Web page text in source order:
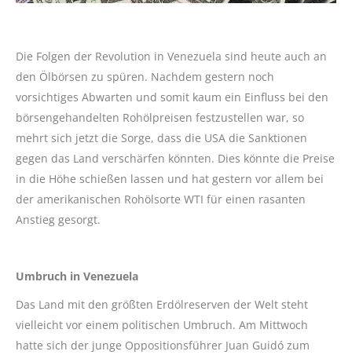
Die Folgen der Revolution in Venezuela sind heute auch an
den Ölbörsen zu spüren. Nachdem gestern noch
vorsichtiges Abwarten und somit kaum ein Einfluss bei den
börsengehandelten Rohölpreisen festzustellen war, so
mehrt sich jetzt die Sorge, dass die USA die Sanktionen
gegen das Land verschärfen könnten. Dies könnte die Preise
in die Höhe schießen lassen und hat gestern vor allem bei
der amerikanischen Rohölsorte WTI für einen rasanten
Anstieg gesorgt.
Umbruch in Venezuela
Das Land mit den größten Erdölreserven der Welt steht
vielleicht vor einem politischen Umbruch. Am Mittwoch
hatte sich der junge Oppositionsführer Juan Guidó zum